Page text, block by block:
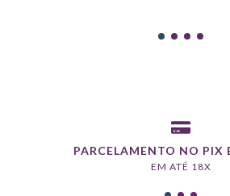
PARCELAMENTO NO PIX
EM ATÉ 18X